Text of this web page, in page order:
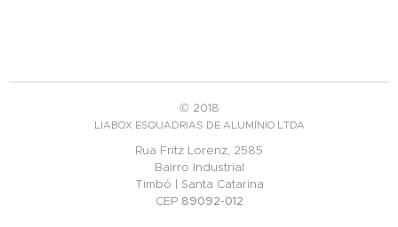
© 2018
LIABOX ESQUADRIAS DE ALUMÍNIO LTDA
Rua Fritz Lorenz, 2585
Bairro Industrial
Timbó | Santa Catarina
CEP 89092-012